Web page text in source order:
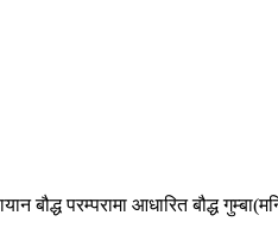
परम्परामा आधारित बौद्ध